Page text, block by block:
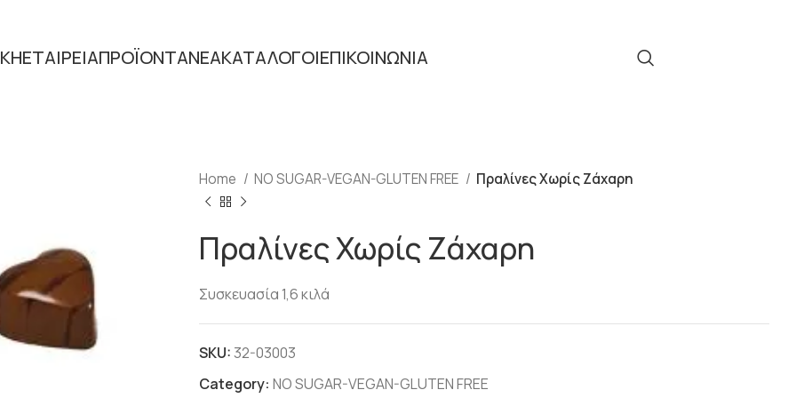
ΕΤΑΙΡΕΙΑΠΡΟΪΟΝΤΑΝΕΑΚΑΤΑΛΟΓΟΙΕΠΙΚΟΙΝΩΝΙΑ
Home NO SUGAR-VEGAN-GLUTEN FREE Πραλίνες Χωρίς Ζάχαρη
Πραλίνες Χωρίς Ζάχαρη
Συσκευασία 1,6 κιλά
SKU:32-03003
Category: NO SUGAR-VEGAN-GLUTEN FREE